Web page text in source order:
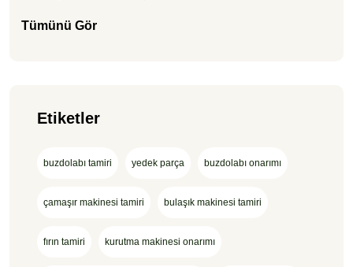
Tümünü Gör
Etiketler
buzdolabı tamiri yedek parça buzdolabı onarımı
çamaşır makinesi tamiri bulaşık makinesi tamiri
fırın tamiri kurutma makinesi onarımı